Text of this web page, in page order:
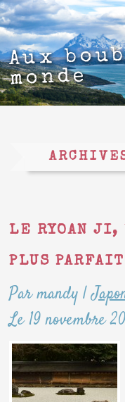
Aux
monde
LE RYOAN JI,
PLUS PARFAIT
Par mandy |
Le 19 novembre